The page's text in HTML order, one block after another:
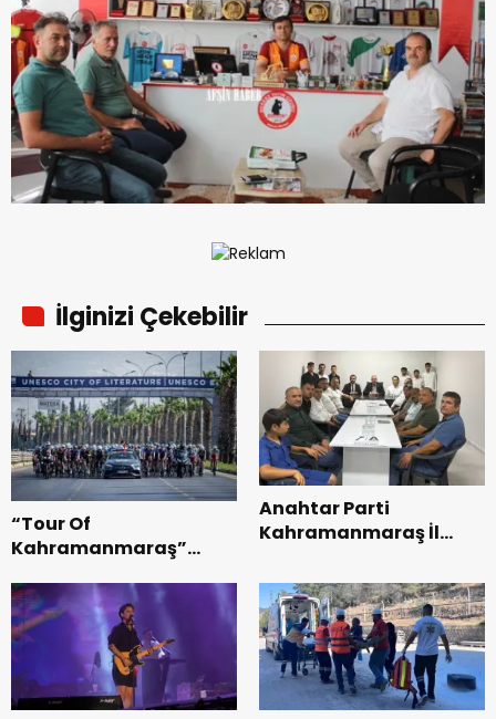
İlginizi Çekebilir
“Tour Of
Kahramanmaraş”
Bisikleti Turnuvası
Tamamlandı.
Anahtar Parti
Kahramanmaraş İl
Teşkilatı ile buluştu.